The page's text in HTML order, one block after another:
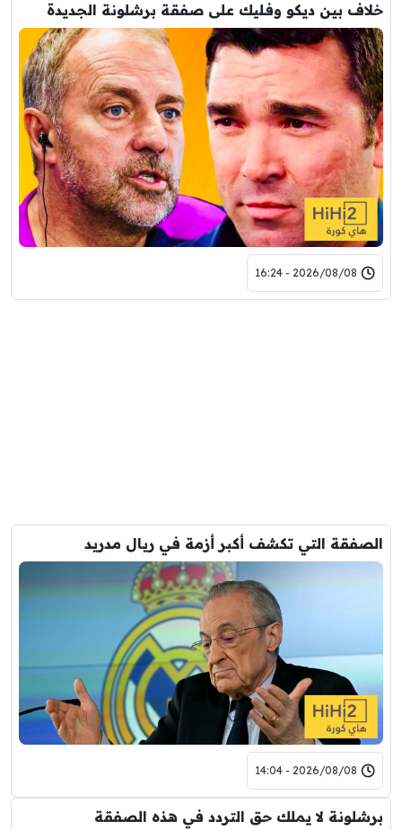
خلاف بين ديكو وفليك على صفقة برشلونة الجديدة
2026/08/08 - 16:24
الصفقة التي تكشف أكبر أزمة في ريال مدريد
2026/08/08 - 14:04
برشلونة لا يملك حق التردد في هذه الصفقة